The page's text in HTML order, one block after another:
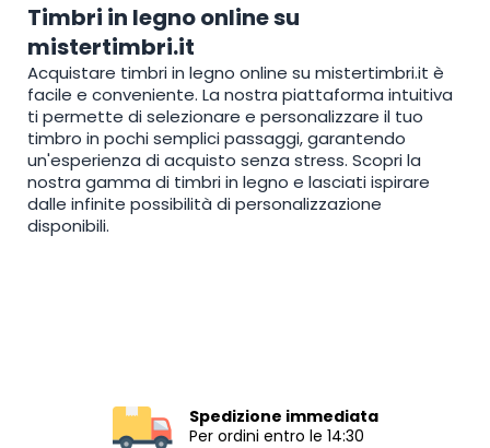
Timbri in legno online su
mistertimbri.it
Acquistare timbri in legno online su mistertimbri.it è
facile e conveniente. La nostra piattaforma intuitiva
ti permette di selezionare e personalizzare il tuo
timbro in pochi semplici passaggi, garantendo
un'esperienza di acquisto senza stress. Scopri la
nostra gamma di timbri in legno e lasciati ispirare
dalle infinite possibilità di personalizzazione
disponibili.
Spedizione immediata
Per ordini entro le 14:30